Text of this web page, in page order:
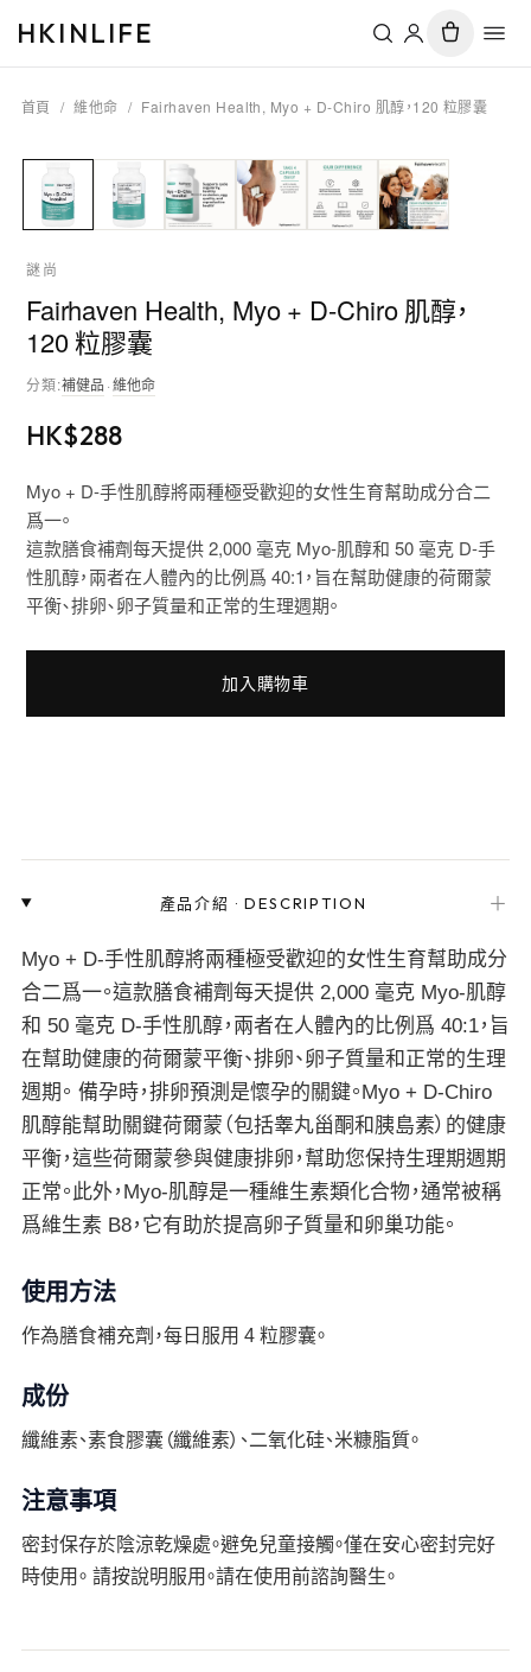
HKINLIFE
首頁 / 維他命 / Fairhaven Health, Myo + D-Chiro 肌醇，120 粒膠囊
謎尚
Fairhaven Health, Myo + D-Chiro 肌醇，
120 粒膠囊
分類:補健品 ·維他命
HK$288
Myo + D-手性肌醇將兩種極受歡迎的女性生育幫助成分合二
爲一。
這款膳食補劑每天提供 2,000 毫克 Myo-肌醇和 50 毫克 D-手
性肌醇，兩者在人體內的比例爲 40:1，旨在幫助健康的荷爾蒙
平衡、排卵、卵子質量和正常的生理週期。
加入購物車
產品介紹 ·DESCRIPTION ＋
Myo + D-手性肌醇將兩種極受歡迎的女性生育幫助成分
合二爲一。這款膳食補劑每天提供 2,000 毫克 Myo-肌醇
和 50 毫克 D-手性肌醇，兩者在人體內的比例爲 40:1，旨
在幫助健康的荷爾蒙平衡、排卵、卵子質量和正常的生理
週期。 備孕時，排卵預測是懷孕的關鍵。Myo + D-Chiro
肌醇能幫助關鍵荷爾蒙（包括睾丸甾酮和胰島素）的健康
平衡，這些荷爾蒙參與健康排卵，幫助您保持生理期週期
正常。此外，Myo-肌醇是一種維生素類化合物，通常被稱
爲維生素 B8，它有助於提高卵子質量和卵巢功能。
使用方法
作為膳食補充劑，每日服用 4 粒膠囊。
成份
纖維素、素食膠囊（纖維素）、二氧化硅、米糠脂質。
注意事項
密封保存於陰涼乾燥處。避免兒童接觸。僅在安心密封完好
時使用。 請按說明服用。請在使用前諮詢醫生。